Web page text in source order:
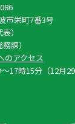
市栄町7番3号
）
課）
のアクセス
17時15分（12月29